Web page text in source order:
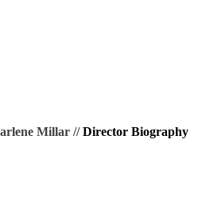
Millar //Director Biography